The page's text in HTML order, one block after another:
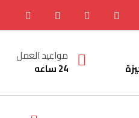
مواعيد العمل
24 ساعه